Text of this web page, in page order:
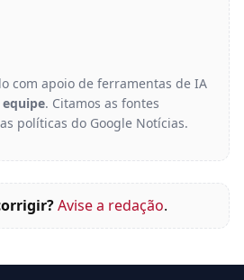
com apoio de ferramentas de IA
. Citamos as fontes
políticas do Google Notícias.
Avise a redação.